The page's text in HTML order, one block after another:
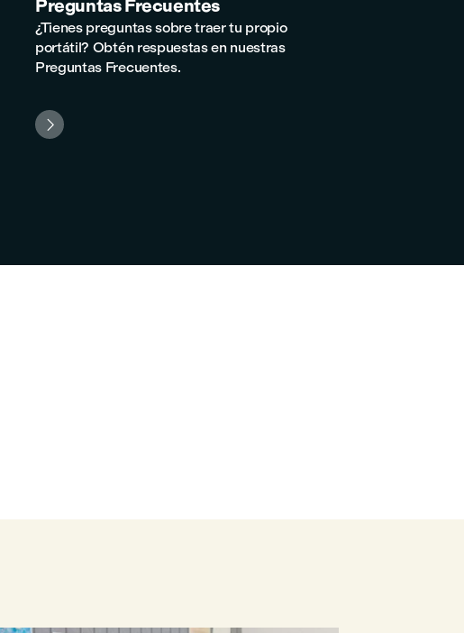
Preguntas Frecuentes
¿Tienes preguntas sobre traer tu propio
portátil? Obtén respuestas en nuestras
Preguntas Frecuentes.
